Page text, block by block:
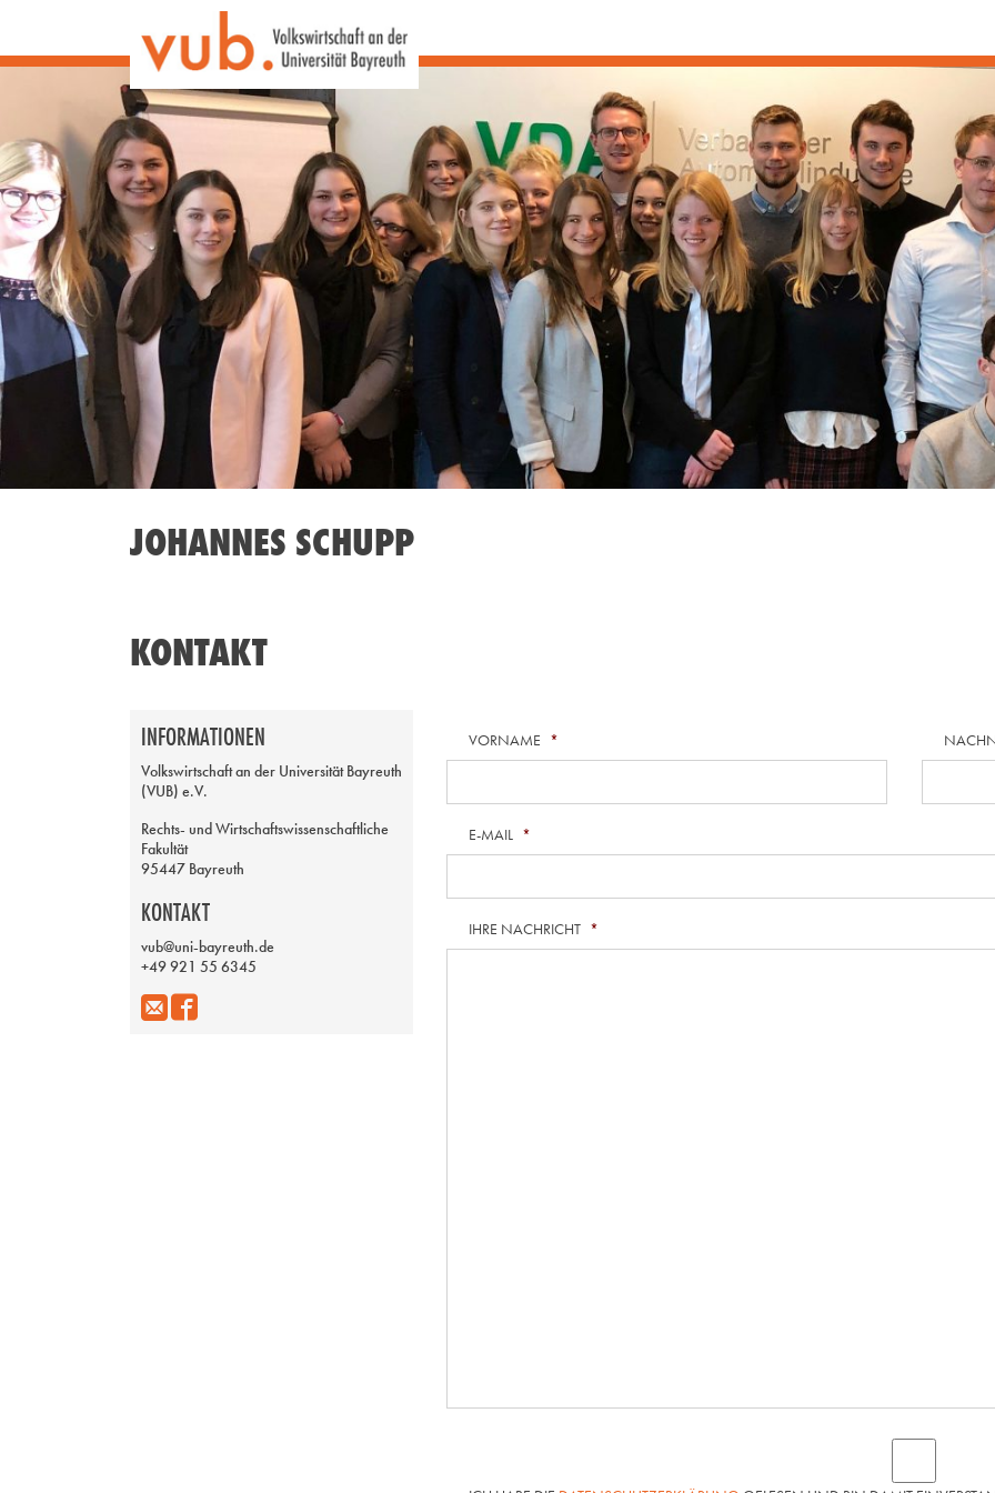
JOHANNES SCHUPP
KONTAKT
INFORMATIONEN
Volkswirtschaft an der Universität Bayreuth
(VUB) e.V.
Rechts- und Wirtschaftswissenschaftliche
Fakultät
95447 Bayreuth
KONTAKT
vub@uni-bayreuth.de
+49 921 55 6345
VORNAME *
E-MAIL *
IHRE NACHRICHT *